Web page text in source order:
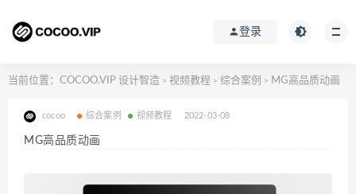
登录
当前位置： COCOO.VIP 设计智造 > 视频教程 > 综合案例 > MG高品质动画
cocoo 综合案例 视频教程 2022-03-08
MG高品质动画